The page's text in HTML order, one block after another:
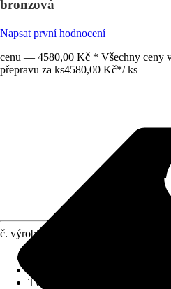
bronzová
Napsat první hodnocení
cenu — 4580,00 Kč * Všechny ceny
přepravu za ks4580,00 Kč*/ ks
č. výrobku
Tvar